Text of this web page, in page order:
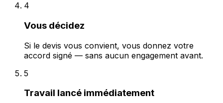
4
Vous décidez
Si le devis vous convient, vous donnez votre
accord signé — sans aucun engagement avant.
5
Travail lancé immédiatement